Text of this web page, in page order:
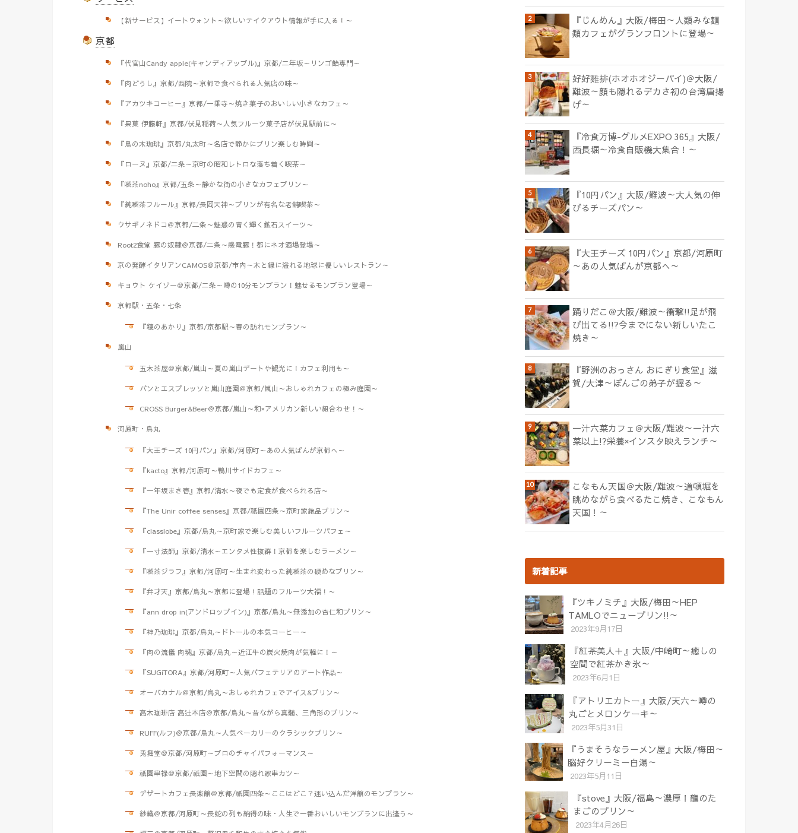
【新サービス】イートウォント～欲しいテイクアウト情報が手に入る！～
京都
『代官山Candy apple(キャンディアップル)』京都/二年坂～リンゴ飴専門～
『肉どうし』京都/西院～京都で食べられる人気店の味～
『アカツキコーヒー』京都/一乗寺～焼き菓子のおいしい小さなカフェ～
『果菓 伊藤軒』京都/伏見稲荷～人気フルーツ菓子店が伏見駅前に～
『鳥の木珈琲』京都/丸太町～名店で静かにプリン楽しむ時間～
『ローヌ』京都/二条～京町の昭和レトロな落ち着く喫茶～
『喫茶noho』京都/五条～静かな街の小さなカフェプリン～
『純喫茶フルール』京都/長岡天神～プリンが有名な老舗喫茶～
ウサギノネドコ＠京都/二条～魅惑の青く輝く鉱石スイーツ～
Root2食堂 豚の奴隷＠京都/二条～感電豚！都にネオ酒場登場～
京の発酵イタリアンCAMOS＠京都/市内～木と緑に溢れる地球に優しいレストラン～
キョウト ケイゾー＠京都/二条～噂の10分モンブラン！魅せるモンブラン登場～
京都駅・五条・七条
『穂のあかり』京都/京都駅～春の訪れモンブラン～
嵐山
五木茶屋＠京都/嵐山～夏の嵐山デートや観光に！カフェ利用も～
パンとエスプレッソと嵐山庭園＠京都/嵐山～おしゃれカフェの極み庭園～
CROSS Burger&Beer＠京都/嵐山～和×アメリカン新しい組合わせ！～
河原町・烏丸
『大王チーズ 10円パン』京都/河原町～あの人気ぱんが京都へ～
『kacto』京都/河原町～鴨川サイドカフェ～
『一年坂まさ壱』京都/清水～夜でも定食が食べられる店～
『The Unir coffee senses』京都/祇園四条～京町家絶品プリン～
『classlobe』京都/烏丸～京町家で楽しむ美しいフルーツパフェ～
『一寸法師』京都/清水～エンタメ性抜群！京都を楽しむラーメン～
『喫茶ジラフ』京都/河原町～生まれ変わった純喫茶の硬めなプリン～
『弁才天』京都/烏丸～京都に登場！話題のフルーツ大福！～
『ann drop in(アンドロップイン)』京都/烏丸～無添加の杏仁和プリン～
『神乃珈琲』京都/烏丸～ドトールの本気コーヒー～
『肉の流儀 肉魂』京都/烏丸～近江牛の炭火焼肉が気軽に！～
『SUGiTORA』京都/河原町～人気パフェテリアのアート作品～
オーバカナル＠京都/烏丸～おしゃれカフェでアイス&プリン～
高木珈琲店 高辻本店＠京都/烏丸～昔ながら真髄、三角形のプリン～
RUFF(ルフ)＠京都/烏丸～人気ベーカリーのクラシックプリン～
兎舞堂＠京都/河原町～プロのチャイパフォーマンス～
祇園串禄＠京都/祇園～地下空間の隠れ家串カツ～
デザートカフェ長楽館＠京都/祇園四条～ここはどこ？迷い込んだ洋館のモンブラン～
紗織＠京都/河原町～長蛇の列も納得の味・人生で一番おいしいモンブランに出逢う～
『じんめん』大阪/梅田～人類みな麺
類カフェがグランフロントに登場～
好好雞排(ホオホオジーパイ)＠大阪/
難波～顔も隠れるデカさ初の台湾唐揚
げ～
『冷食万博-グルメEXPO 365』大阪/
西長堀～冷食自販機大集合！～
『10円パン』大阪/難波～大人気の伸
びるチーズパン～
『大王チーズ 10円パン』京都/河原町
～あの人気ぱんが京都へ～
踊りだこ＠大阪/難波～衝撃!!足が飛
び出てる!!?今までにない新しいたこ
焼き～
『野洲のおっさん おにぎり食堂』滋
賀/大津～ぼんごの弟子が握る～
一汁六菜カフェ＠大阪/難波～一汁六
菜以上!?栄養×インスタ映えランチ～
こなもん天国＠大阪/難波～道頓堀を
眺めながら食べるたこ焼き、こなもん
天国！～
新着記事
『ツキノミチ』大阪/梅田～HEP
TAMLOでニュープリン!!～
2023年9月17日
『紅茶美人＋』大阪/中崎町～癒しの
空間で紅茶かき氷～
2023年6月1日
『アトリエカトー』大阪/天六～噂の
丸ごとメロンケーキ～
2023年5月31日
『うまそうなラーメン屋』大阪/梅田～
脳好クリーミー白湯～
2023年5月11日
『stove』大阪/福島～濃厚！龍のた
まごのプリン～
2023年4月26日